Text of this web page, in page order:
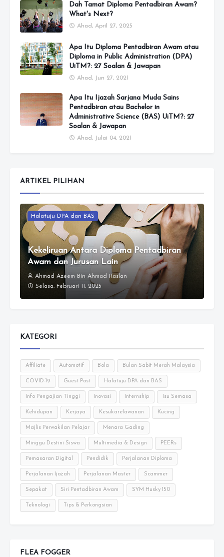
Dah Tamat Diploma Pentadbiran Awam?
What's Next?
Ahad, April 27, 2025
Apa Itu Diploma Pentadbiran Awam atau
Diploma in Public Administration (DPA)
UiTM?: 27 Soalan & Jawapan
Ahad, Jun 27, 2021
Apa Itu Ijazah Sarjana Muda Sains
Pentadbiran atau Bachelor in
Administrative Science (BAS) UiTM?: 27
Soalan & Jawapan
Ahad, Julai 04, 2021
ARTIKEL PILIHAN
Halatuju DPA dan BAS
Kekeliruan Antara Diploma Pentadbiran
Awam dan Jurusan Lain
Ahmad Azeem Bin Ahmad Raslan
Selasa, Februari 11, 2025
KATEGORI
Affiliate Automotif Bola Bulan Sabit Merah Malaysia
COVID-19 Guest Post Halatuju DPA dan BAS
Info Pengajian Tinggi Inovasi Internship Isu Semasa
Kehidupan Kerjaya Kesukarelawanan Kucing
Majlis Perwakilan Pelajar Menara Gading
Minggu Destini Siswa Multimedia & Design PEERs
Pemasaran Digital Pendidik Perjalanan Diploma
Perjalanan Ijazah Perjalanan Master Scammer
Sepakat Siri Pentadbiran Awam SYM Husky 150
Teknologi Tips & Perkongsian
FLEA FOGGER